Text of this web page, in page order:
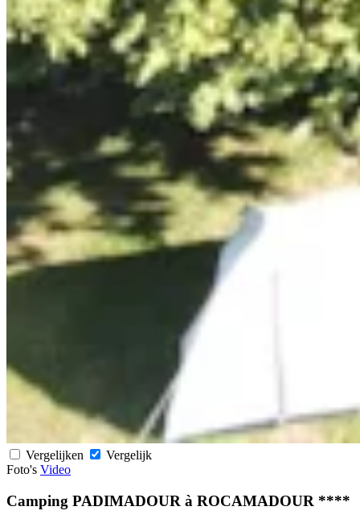
Vergelijken
Vergelijk
Foto's Video
Camping PADIMADOUR à ROCAMADOUR ****